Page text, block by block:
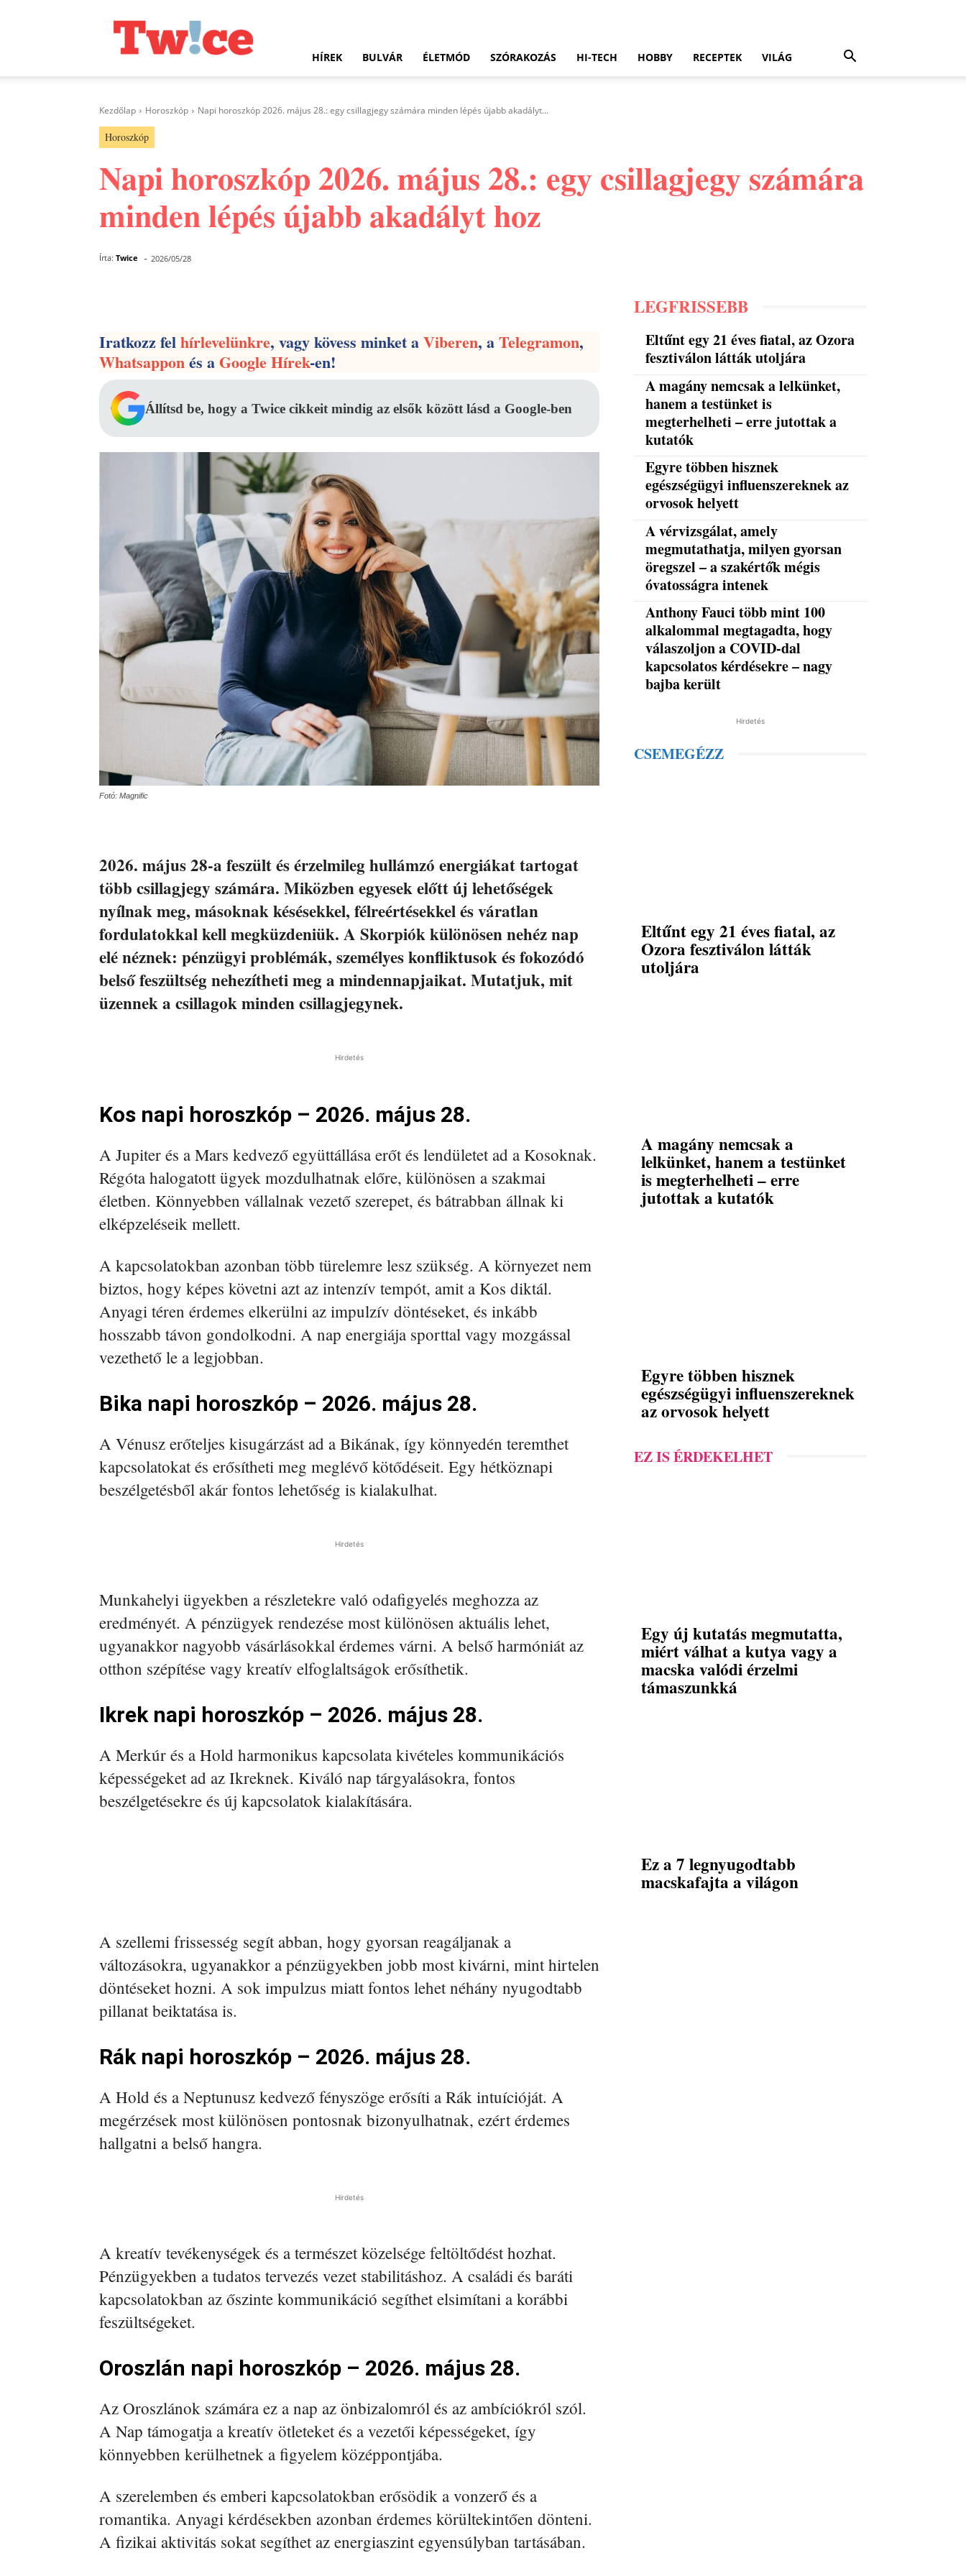
HÍREK BULVÁR ÉLETMÓD SZÓRAKOZÁS HI-TECH HOBBY RECEPTEK VILÁG
Kezdőlap Horoszkóp Napi horoszkóp 2026. május 28.: egy csillagjegy számára minden lépés újabb akadályt...
Horoszkóp
Napi horoszkóp 2026. május 28.: egy csillagjegy számára
minden lépés újabb akadályt hoz
Írta: Twice - 2026/05/28
Iratkozz felhírlevelünkre, vagy kövess minket aViberen, aTelegramon,
Whatsapponés aGoogle Hírek-en!
Állítsd be, hogy a Twice cikkeit mindig az elsők között lásd a Google-ben
Fotó: Magnific
2026. május 28-a feszült és érzelmileg hullámzó energiákat tartogat
több csillagjegy számára. Miközben egyesek előtt új lehetőségek
nyílnak meg, másoknak késésekkel, félreértésekkel és váratlan
fordulatokkal kell megküzdeniük. A Skorpiók különösen nehéz nap
elé néznek: pénzügyi problémák, személyes konfliktusok és fokozódó
belső feszültség nehezítheti meg a mindennapjaikat. Mutatjuk, mit
üzennek a csillagok minden csillagjegynek.
Hirdetés
Kos napi horoszkóp – 2026. május 28.
A Jupiter és a Mars kedvező együttállása erőt és lendületet ad a Kosoknak.
Régóta halogatott ügyek mozdulhatnak előre, különösen a szakmai
életben. Könnyebben vállalnak vezető szerepet, és bátrabban állnak ki
elképzeléseik mellett.
A kapcsolatokban azonban több türelemre lesz szükség. A környezet nem
biztos, hogy képes követni azt az intenzív tempót, amit a Kos diktál.
Anyagi téren érdemes elkerülni az impulzív döntéseket, és inkább
hosszabb távon gondolkodni. A nap energiája sporttal vagy mozgással
vezethető le a legjobban.
Bika napi horoszkóp – 2026. május 28.
A Vénusz erőteljes kisugárzást ad a Bikának, így könnyedén teremthet
kapcsolatokat és erősítheti meg meglévő kötődéseit. Egy hétköznapi
beszélgetésből akár fontos lehetőség is kialakulhat.
Hirdetés
Munkahelyi ügyekben a részletekre való odafigyelés meghozza az
eredményét. A pénzügyek rendezése most különösen aktuális lehet,
ugyanakkor nagyobb vásárlásokkal érdemes várni. A belső harmóniát az
otthon szépítése vagy kreatív elfoglaltságok erősíthetik.
Ikrek napi horoszkóp – 2026. május 28.
A Merkúr és a Hold harmonikus kapcsolata kivételes kommunikációs
képességeket ad az Ikreknek. Kiváló nap tárgyalásokra, fontos
beszélgetésekre és új kapcsolatok kialakítására.
A szellemi frissesség segít abban, hogy gyorsan reagáljanak a
változásokra, ugyanakkor a pénzügyekben jobb most kivárni, mint hirtelen
döntéseket hozni. A sok impulzus miatt fontos lehet néhány nyugodtabb
pillanat beiktatása is.
Rák napi horoszkóp – 2026. május 28.
A Hold és a Neptunusz kedvező fényszöge erősíti a Rák intuícióját. A
megérzések most különösen pontosnak bizonyulhatnak, ezért érdemes
hallgatni a belső hangra.
Hirdetés
A kreatív tevékenységek és a természet közelsége feltöltődést hozhat.
Pénzügyekben a tudatos tervezés vezet stabilitáshoz. A családi és baráti
kapcsolatokban az őszinte kommunikáció segíthet elsimítani a korábbi
feszültségeket.
Oroszlán napi horoszkóp – 2026. május 28.
Az Oroszlánok számára ez a nap az önbizalomról és az ambíciókról szól.
A Nap támogatja a kreatív ötleteket és a vezetői képességeket, így
könnyebben kerülhetnek a figyelem középpontjába.
A szerelemben és emberi kapcsolatokban erősödik a vonzerő és a
romantika. Anyagi kérdésekben azonban érdemes körültekintően dönteni.
A fizikai aktivitás sokat segíthet az energiaszint egyensúlyban tartásában.
LEGFRISSEBB
Eltűnt egy 21 éves fiatal, az Ozora
fesztiválon látták utoljára
A magány nemcsak a lelkünket,
hanem a testünket is
megterhelheti – erre jutottak a
kutatók
Egyre többen hisznek
egészségügyi influenszereknek az
orvosok helyett
A vérvizsgálat, amely
megmutathatja, milyen gyorsan
öregszel – a szakértők mégis
óvatosságra intenek
Anthony Fauci több mint 100
alkalommal megtagadta, hogy
válaszoljon a COVID-dal
kapcsolatos kérdésekre – nagy
bajba került
Hirdetés
CSEMEGÉZZ
Eltűnt egy 21 éves fiatal, az
Ozora fesztiválon látták
utoljára
A magány nemcsak a
lelkünket, hanem a testünket
is megterhelheti – erre
jutottak a kutatók
Egyre többen hisznek
egészségügyi influenszereknek
az orvosok helyett
EZ IS ÉRDEKELHET
Egy új kutatás megmutatta,
miért válhat a kutya vagy a
macska valódi érzelmi
támaszunkká
Ez a 7 legnyugodtabb
macskafajta a világon